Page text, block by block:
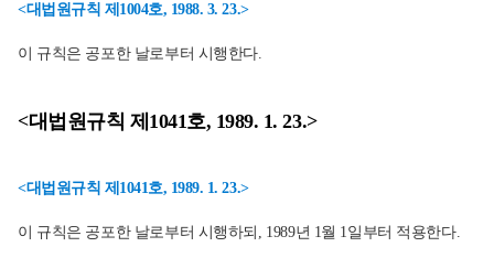
<대법원규칙 제1004호, 1988. 3. 23.>
이 규칙은 공포한 날로부터 시행한다.
<대법원규칙 제1041호, 1989. 1. 23.>
<대법원규칙 제1041호, 1989. 1. 23.>
이 규칙은 공포한 날로부터 시행하되, 1989년 1월 1일부터 적용한다.